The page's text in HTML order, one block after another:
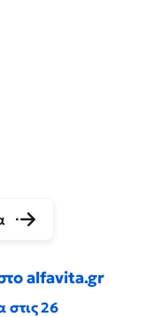
alfavita.gr
στις 26